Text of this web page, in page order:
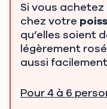
Si vous achetez
chez votre
qu’elles soient
légèrement
aussi
Pour 4 à 6